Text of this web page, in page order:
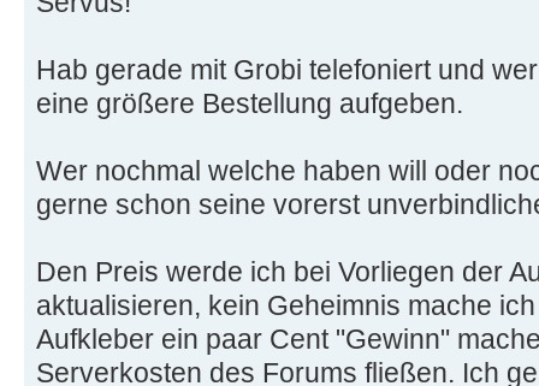
Hab gerade mit Grobi telefoniert und
eine größere Bestellung aufgeben.
Wer nochmal welche haben will oder
gerne schon seine vorerst
Den Preis werde ich bei Vorliegen der
aktualisieren, kein Geheimnis mache
Aufkleber ein paar Cent "Gewinn"
Serverkosten des Forums fließen. Ich